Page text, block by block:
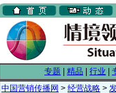
专题 精品 行业
中国营销传播网 > 经营战略 >